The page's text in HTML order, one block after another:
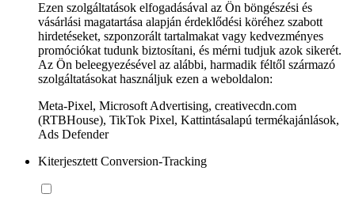
Ezen szolgáltatások elfogadásával az Ön böngészési és
vásárlási magatartása alapján érdeklődési köréhez szabott
hirdetéseket, szponzorált tartalmakat vagy kedvezményes
promóciókat tudunk biztosítani, és mérni tudjuk azok sikerét.
Az Ön beleegyezésével az alábbi, harmadik féltől származó
szolgáltatásokat használjuk ezen a weboldalon:
Meta-Pixel, Microsoft Advertising, creativecdn.com
(RTBHouse), TikTok Pixel, Kattintásalapú termékajánlások,
Ads Defender
Kiterjesztett Conversion-Tracking